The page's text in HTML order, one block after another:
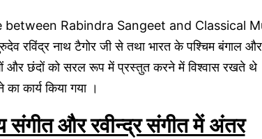
Rabindra Sangeet and Classical
रविंद्र नाथ टैगोर जी से तथा भारत के पश्चिम बंगाल
और छंदों को सरल रूप में प्रस्तुत करने में विश्वास रखते थे
कार्य किया गया ।
संगीत और रवीन्द्र संगीत में अंतर